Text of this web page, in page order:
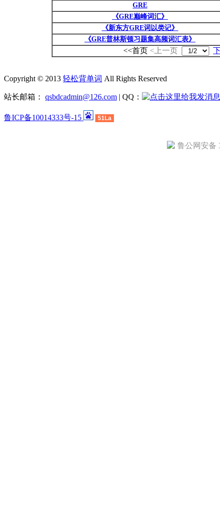
GRE
《GRE巅峰词汇》
《新东方GRE词以类记》
《GRE普林斯顿习题集高频词汇表》
<<首页 <上一页
Copyright © 2013 轻松背单词 All Rights Reserved
站长邮箱： qsbdcadmin@126.com | QQ：
鲁ICP备10014333号-15 51La
鲁公网安备